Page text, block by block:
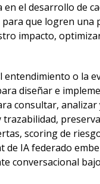
el desarrollo de
que logren una
impacto,
o la
diseñar e
consultar,
scoring de
de IA federado
conversacional